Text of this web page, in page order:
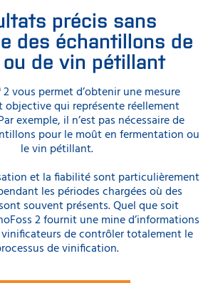
précis sans
des échantillons de
de vin pétillant
2 vous permet d’obtenir une mesure
objective qui représente réellement
exemple, il n’est pas nécessaire de
pour le moût en fermentation ou
le vin pétillant.
et la fiabilité sont particulièrement
les périodes chargées où des
souvent présents. Quel que soit
2 fournit une mine d’informations
de contrôler totalement le
de vinification.